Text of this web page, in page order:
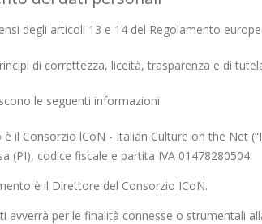
degli articoli 13 e 14 del Regolamento
di correttezza, liceità, trasparenza e di
le seguenti informazioni:
il Consorzio lCoN - Italian Culture on the Net
(PI), codice fiscale e partita IVA 01478280504.
è il Direttore del Consorzio ICoN.
avverrà per le finalità connesse o strumentali